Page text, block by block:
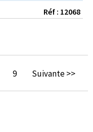
Réf : 12068
9 Suivante >>